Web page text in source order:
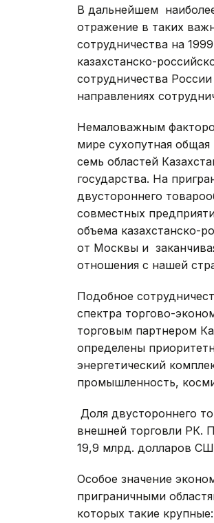
В дальнейшем
отражение в таких
сотрудничества на
казахстанско-
сотрудничества
направлениях
Немаловажным
мире сухопутная
семь областей
государства. На
двустороннего
совместных
объема казахстанско-
от Москвы и
отношения с нашей
Подобное
спектра торгово-
торговым партнером
определены
энергетический
промышленность,
Доля двустороннего
внешней торговли РК.
19,9 млрд. долларов
Особое значение
приграничными
которых такие